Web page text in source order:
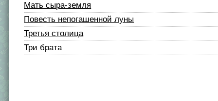
Мать сыра-земля
Повесть непогашенной луны
Третья столица
Три брата